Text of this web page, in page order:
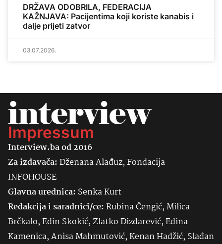
DRŽAVA ODOBRILA, FEDERACIJA
KAŽNJAVA: Pacijentima koji koriste kanabis i
dalje prijeti zatvor
03.07.2026.
Impressum
Interview.ba od 2016
Za izdavača:Dženana Alađuz, Fondacija
INFOHOUSE
Glavna urednica: SenkaKurt
Redakcija i saradnici/ce:Rubina Čengić, Milica
Brčkalo, Edin Skokić, Zlatko Dizdarević, Edina
Kamenica, Anisa Mahmutović, Kenan Hadžić, Slađan